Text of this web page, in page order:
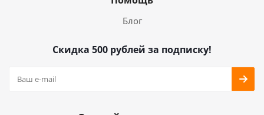
Блог
Скидка 500 рублей за подписку!